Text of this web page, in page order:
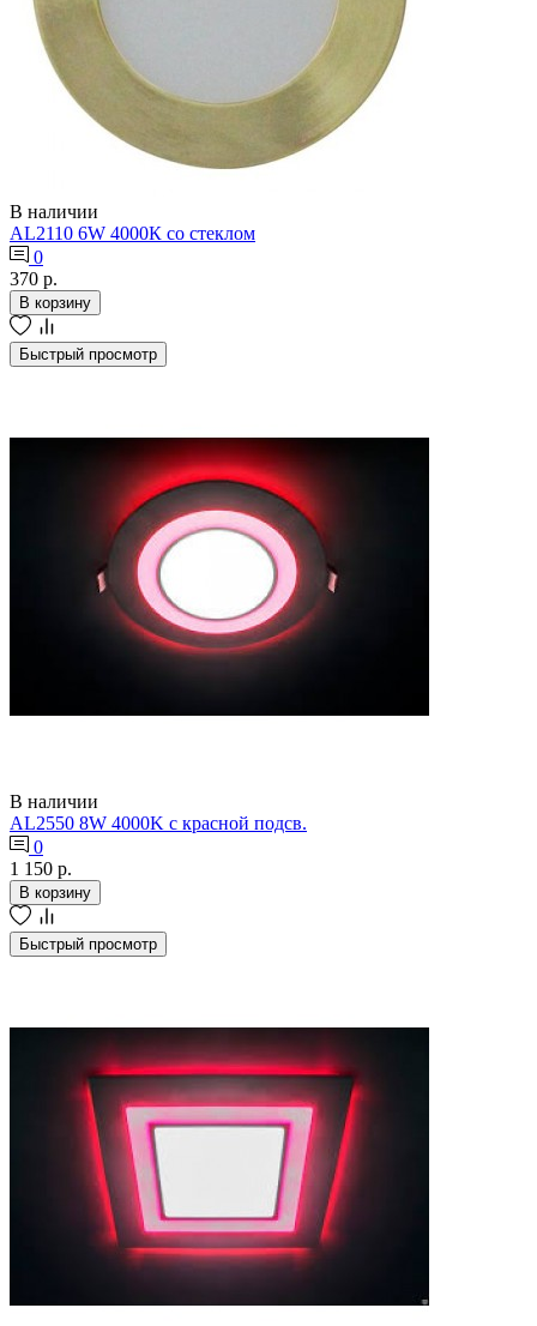
В наличии
AL2110 6W 4000К со стеклом
0
370 р.
В корзину
Быстрый просмотр
В наличии
AL2550 8W 4000K с красной подсв.
0
1 150 р.
В корзину
Быстрый просмотр